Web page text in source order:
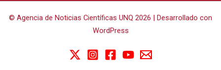
© Agencia de Noticias Científicas UNQ 2026 | Desarrollado con
WordPress